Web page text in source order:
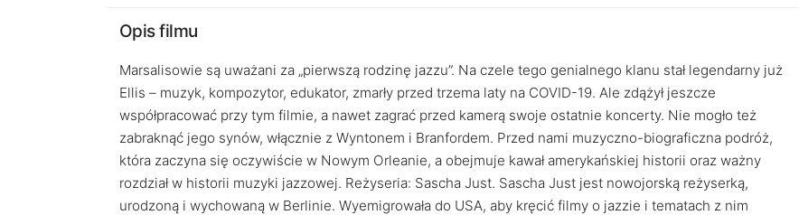
Opis filmu
Marsalisowie są uważani za „pierwszą rodzinę jazzu”. Na czele tego genialnego klanu stał legendarny już
Ellis – muzyk, kompozytor, edukator, zmarły przed trzema laty na COVID-19. Ale zdążył jeszcze
współpracować przy tym filmie, a nawet zagrać przed kamerą swoje ostatnie koncerty. Nie mogło też
zabraknąć jego synów, włącznie z Wyntonem i Branfordem. Przed nami muzyczno-biograficzna podróż,
która zaczyna się oczywiście w Nowym Orleanie, a obejmuje kawał amerykańskiej historii oraz ważny
rozdział w historii muzyki jazzowej. Reżyseria: Sascha Just. Sascha Just jest nowojorską reżyserką,
urodzoną i wychowaną w Berlinie. Wyemigrowała do USA, aby kręcić filmy o jazzie i tematach z nim